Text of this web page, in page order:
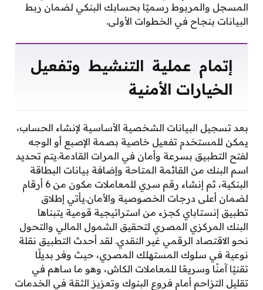
المسجل والمربوط رسميًا بحسابك البنكي لضمان ربط
البيانات بنجاح في الخطوات الأولى.
إتمام عملية التنشيط وتفعيل
الخيارات الأمنية
بعد تسجيل البيانات الشخصية الأساسية لإنشاء الحساب،
يمكن للمستخدم تفعيل خاصية بصمة الإصبع أو الوجه
لفتح التطبيق بسرعة وأمان في المرات القادمة.يتم تحديد
اسم البنك من القائمة المتاحة وإضافة بيانات البطاقة
البنكية، ثم إنشاء رقم سري للمعاملات مكون من 6 أرقام
لضمان أعلى درجات الخصوصية والأمان.يأتي إطلاق
تطبيق إنستاباي كجزء من استراتيجية قومية يتبناها
البنك المركزي المصري لتحقيق الشمول المالي والتحول
نحو الاقتصاد الرقمي غير النقدي. لقد أحدث التطبيق نقلة
نوعية في سلوك المستهلك المصري، حيث وفر بديلًا
تقنيًا آمنًا وسريعًا للمعاملات الكاش، وهو ما ساهم في
تقليل التزاحم أمام فروع البنوك وتعزيز الثقة في الخدمات